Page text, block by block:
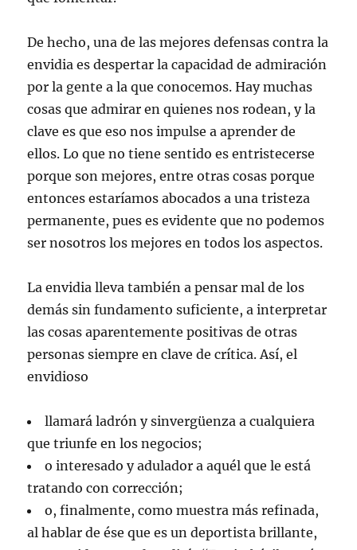
De hecho, una de las mejores defensas contra la
envidia es despertar la capacidad de admiración
por la gente a la que conocemos. Hay muchas
cosas que admirar en quienes nos rodean, y la
clave es que eso nos impulse a aprender de
ellos. Lo que no tiene sentido es entristecerse
porque son mejores, entre otras cosas porque
entonces estaríamos abocados a una tristeza
permanente, pues es evidente que no podemos
ser nosotros los mejores en todos los aspectos.
La envidia lleva también a pensar mal de los
demás sin fundamento suficiente, a interpretar
las cosas aparentemente positivas de otras
personas siempre en clave de crítica. Así, el
envidioso
llamará ladrón y sinvergüenza a cualquiera
que triunfe en los negocios;
o interesado y adulador a aquél que le está
tratando con corrección;
o, finalmente, como muestra más refinada,
al hablar de ése que es un deportista brillante,